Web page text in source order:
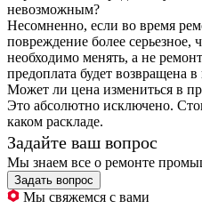
невозможным?
Несомненно, если во время
повреждение более серьезное,
необходимо менять, а не
предоплата будет возвращена
Может ли цена измениться в
Это абсолютно исключено.
каком раскладе.
Задайте ваш вопрос
Мы знаем все о ремонте
Задать вопрос
Мы свяжемся с вами